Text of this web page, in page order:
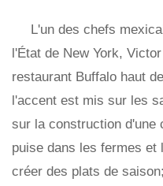
L'un des chefs
l'État de New York,
restaurant Buffalo haut
l'accent est mis sur les
sur la construction d'une
puise dans les fermes
créer des plats de